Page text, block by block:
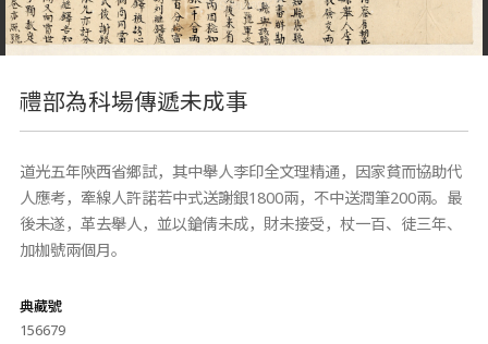
禮部為科場傳遞未成事
道光五年陝西省鄉試，其中舉人李印全文理精通，因家貧而協助代
人應考，牽線人許諾若中式送謝銀1800兩，不中送潤筆200兩。最
後未遂，革去舉人，並以鎗倩未成，財未接受，杖一百、徒三年、
加枷號兩個月。
典藏號
156679